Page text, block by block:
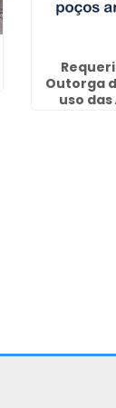
Outorga
uso